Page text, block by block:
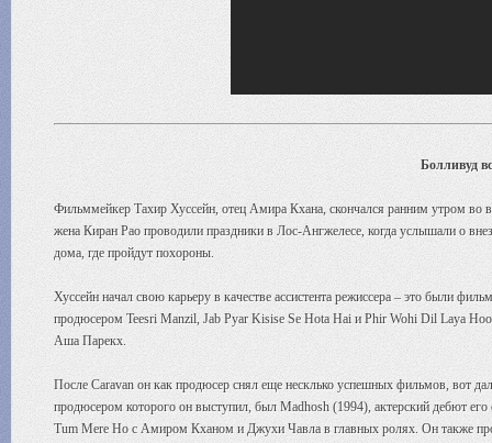
Болливуд
Фильммейкер Тахир Хуссейн, отец Амира Кхана, скончался ранним утром во
жена Киран Рао проводили праздники в Лос-Ангжелесе, когда услышали о
дома, где пройдут похороны.
Хуссейн начал свою карьеру в качестве ассистента режиссера – это были
продюсером Teesri Manzil, Jab Pyar Kisise Se Hota Hai и Phir Wohi Dil Laya
Аша Парекх.
После Caravan он как продюсер снял еще несклько успешных фильмов, вот
продюсером которого он выступил, был Madhosh (1994), актерский дебют
Tum Mere Ho с Амиром Кханом и Джухи Чавла в главных ролях. Он также